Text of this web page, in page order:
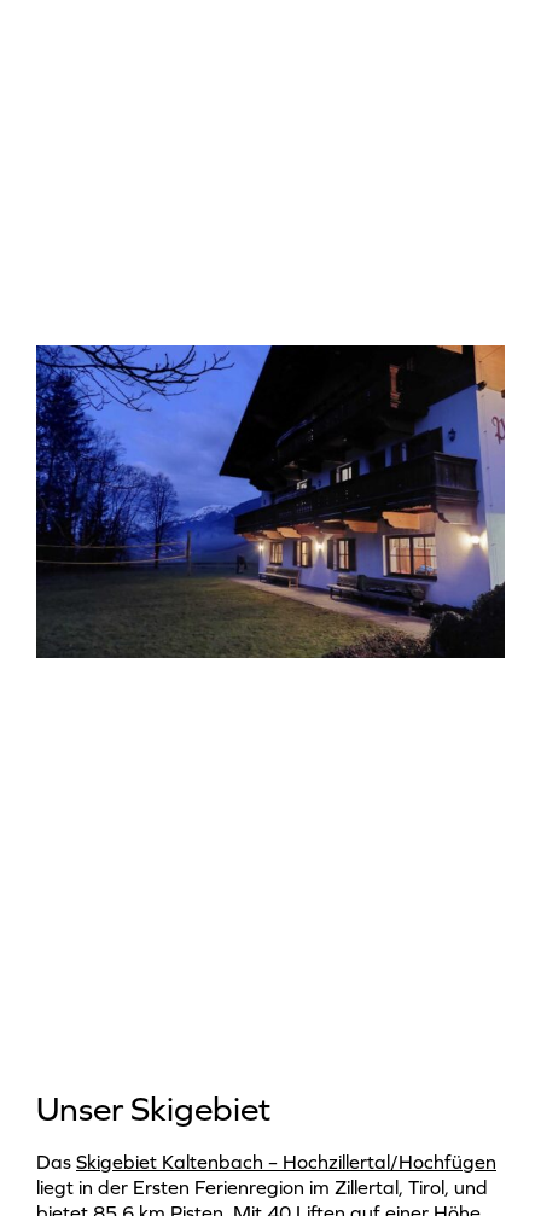
Unser Skigebiet
Das Skigebiet Kaltenbach – Hochzillertal/Hochfügen
liegt in der Ersten Ferienregion im Zillertal, Tirol, und